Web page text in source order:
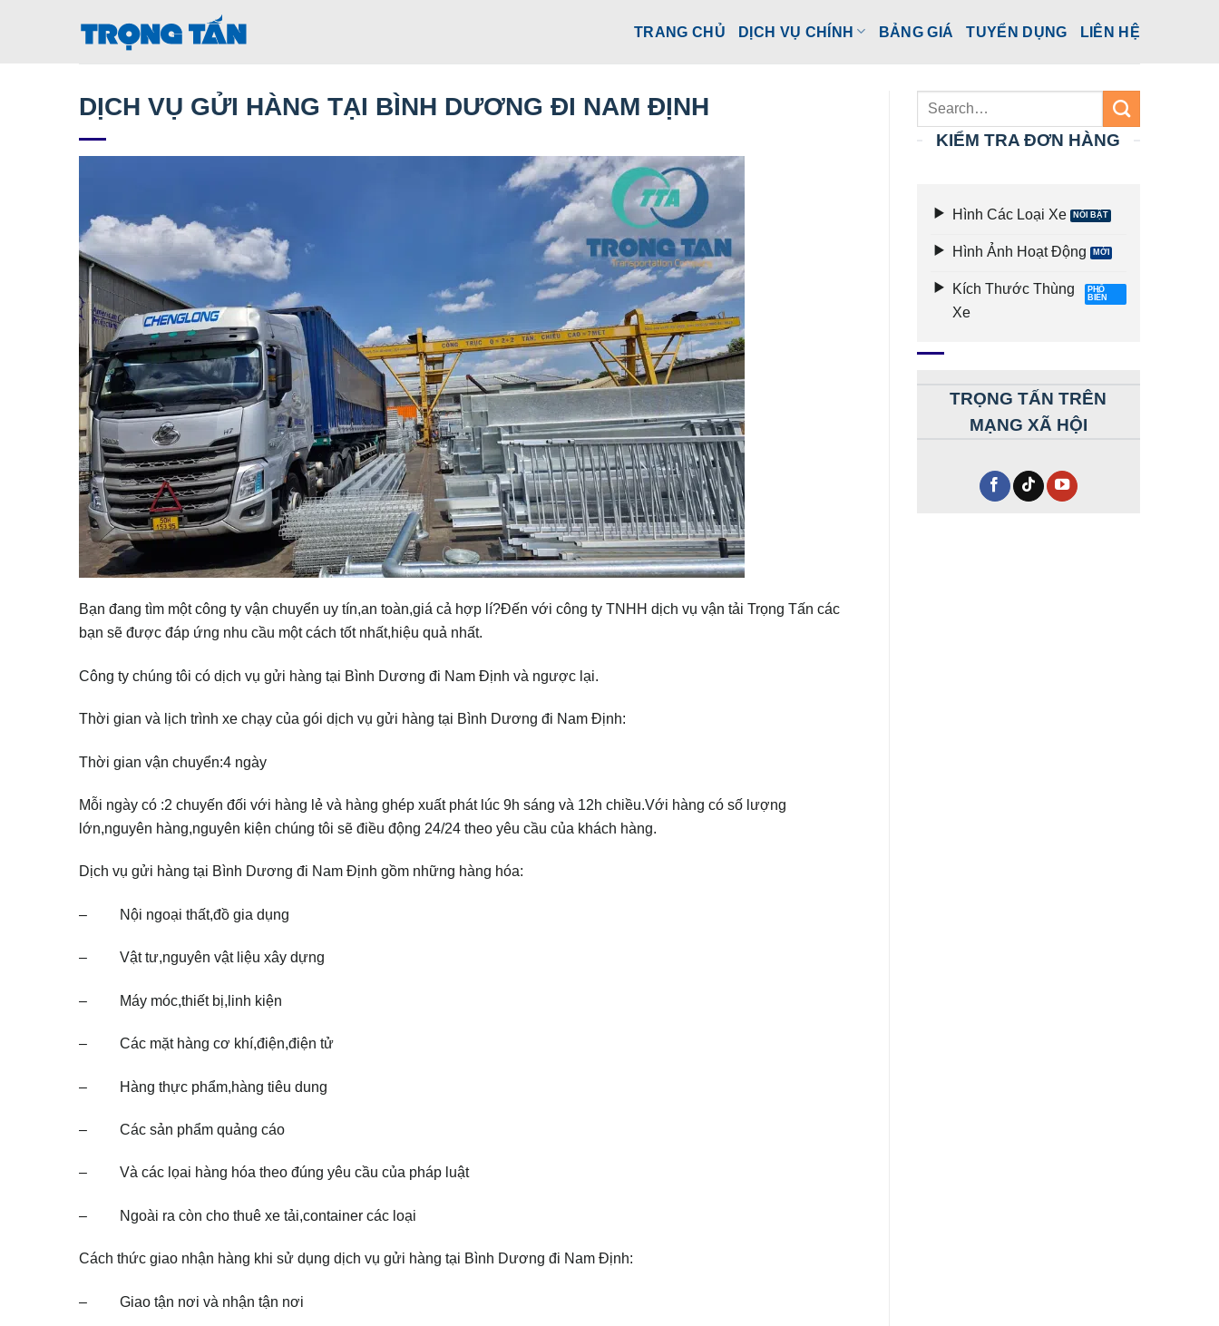
TRANG CHỦ DỊCH VỤ CHÍNH BẢNG GIÁ TUYỂN DỤNG LIÊN HỆ
DỊCH VỤ GỬI HÀNG TẠI BÌNH DƯƠNG ĐI NAM ĐỊNH
Bạn đang tìm một công ty vận chuyển uy tín,an toàn,giá cả hợp lí?Đến với công ty TNHH dịch vụ vận tải Trọng Tấn các
bạn sẽ được đáp ứng nhu cầu một cách tốt nhất,hiệu quả nhất.
Công ty chúng tôi có dịch vụ gửi hàng tại Bình Dương đi Nam Định và ngược lại.
Thời gian và lịch trình xe chạy của gói dịch vụ gửi hàng tại Bình Dương đi Nam Định:
Thời gian vận chuyển:4 ngày
Mỗi ngày có :2 chuyến đối với hàng lẻ và hàng ghép xuất phát lúc 9h sáng và 12h chiều.Với hàng có số lượng
lớn,nguyên hàng,nguyên kiện chúng tôi sẽ điều động 24/24 theo yêu cầu của khách hàng.
Dịch vụ gửi hàng tại Bình Dương đi Nam Định gồm những hàng hóa:
– Nội ngoại thất,đồ gia dụng
– Vật tư,nguyên vật liệu xây dựng
– Máy móc,thiết bị,linh kiện
– Các mặt hàng cơ khí,điện,điện tử
– Hàng thực phẩm,hàng tiêu dung
– Các sản phẩm quảng cáo
– Và các lọai hàng hóa theo đúng yêu cầu của pháp luật
– Ngoài ra còn cho thuê xe tải,container các loại
Cách thức giao nhận hàng khi sử dụng dịch vụ gửi hàng tại Bình Dương đi Nam Định:
– Giao tận nơi và nhận tận nơi
KIỂM TRA ĐƠN HÀNG
Hình Các Loại Xe
Hình Ảnh Hoạt Động
Kích Thước Thùng
Xe
TRỌNG TẤN TRÊN
MẠNG XÃ HỘI